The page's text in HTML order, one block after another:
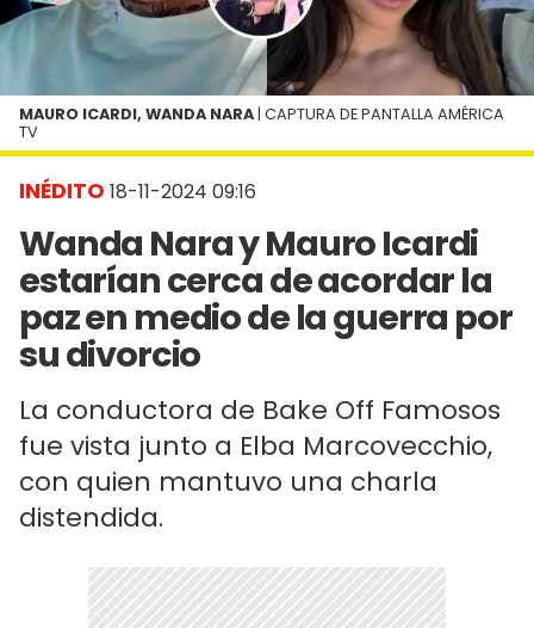
INÉDITO 18-11-2024 09:16
Wanda Nara y Mauro Icardi
estarían cerca de acordar la
paz en medio de la guerra por
su divorcio
La conductora de Bake Off Famosos
fue vista junto a Elba Marcovecchio,
con quien mantuvo una charla
distendida.
MAURO ICARDI, WANDA NARA | CAPTURA DE PANTALLA AMÉRICA
TV